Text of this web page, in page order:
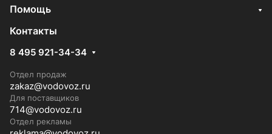
Помощь
Контакты
8 495 921-34-34
Отдел продаж
zakaz@vodovoz.ru
Для поставщиков
714@vodovoz.ru
Отдел рекламы